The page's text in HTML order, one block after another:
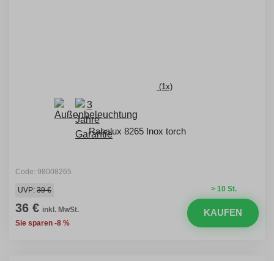
(1x)
Rabalux 8265 Inox torch
Code: 98008265
> 10 St.
UVP: 39 €
36 € inkl. MwSt.
Sie sparen -8 %
KAUFEN